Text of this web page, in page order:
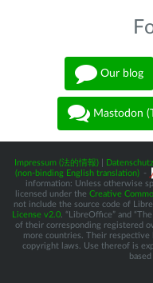
Our blog
Mastodon
Impressum (法的情報)
(non-binding English translation) -
information: Unless otherwise
licensed under the Creative
not include the source code of
License v2.0 . “LibreOffice” and
of their corresponding registered
more countries. Their respective
copyright laws. Use thereof is